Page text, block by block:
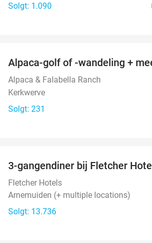
Solgt: 1.090
Alpaca-golf of -wandeling +
Alpaca & Falabella Ranch
Kerkwerve
Solgt: 231
3-gangendiner bij Fletcher
Fletcher Hotels
Arnemuiden (+ multiple locations)
Solgt: 13.736